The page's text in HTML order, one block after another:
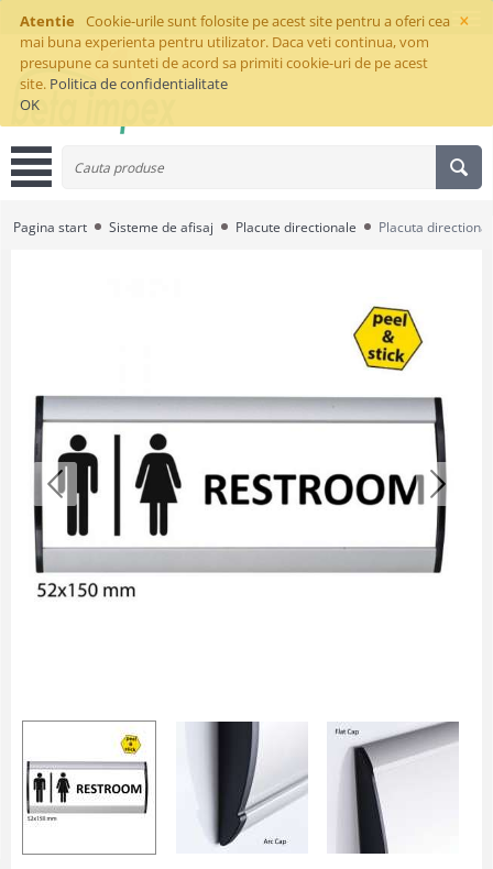
×
Atentie
Cookie-urile sunt folosite pe acest site pentru a oferi cea
mai buna experienta pentru utilizator. Daca veti continua, vom
presupune ca sunteti de acord sa primiti cookie-uri de pe acest
site. Politica de confidentialitate
OK
Pagina start Sisteme de afisaj Placute directionale Placuta